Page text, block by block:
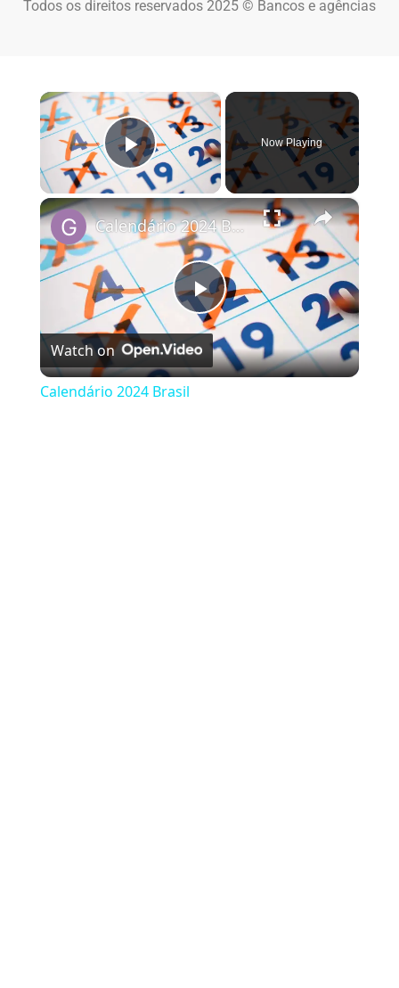
Todos os direitos reservados 2025 © Bancos e agências
×
Play Video
Now Playing
×
Play Video
Calendário 2024 Brasil
Watch on
Calendário 2024 Brasil